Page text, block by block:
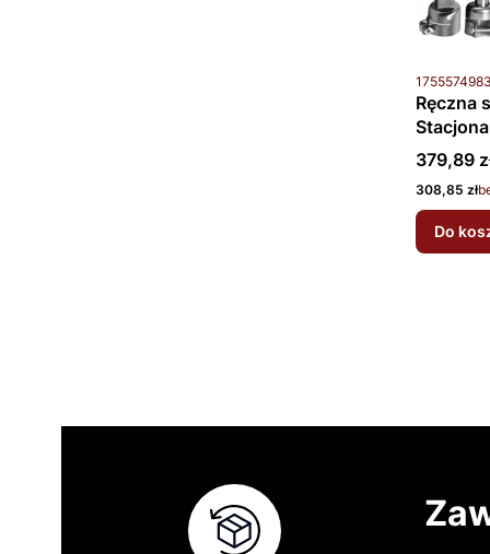
Kod
Ręczna
Cena
379,89
Cena netto
308,85 zł
Do